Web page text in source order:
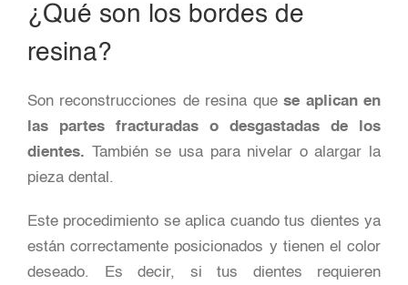
¿Qué son los bordes de
resina?
Son reconstrucciones de resina quese aplican en
las partes fracturadas o desgastadas de los
dientes. También se usa para nivelar o alargar la
pieza dental.
Este procedimiento se aplica cuando tus dientes ya
están correctamente posicionados y tienen el color
deseado. Es decir, si tus dientes requieren